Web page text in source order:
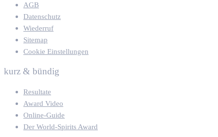
AGB
Datenschutz
Wiederruf
Sitemap
Cookie Einstellungen
kurz & bündig
Resultate
Award Video
Online-Guide
Der World-Spirits Award